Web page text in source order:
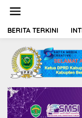
t
BERITA TERKINI